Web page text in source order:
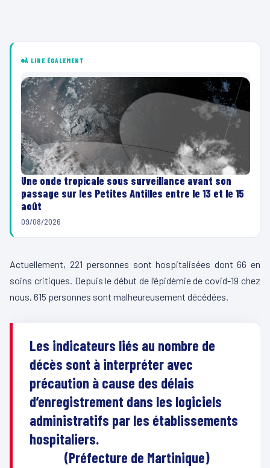
À LIRE ÉGALEMENT
Une onde tropicale sous surveillance avant son
passage sur les Petites Antilles entre le 13 et le 15
août
09/08/2026
Actuellement, 221 personnes sont hospitalisées dont 66 en
soins critiques. Depuis le début de l’épidémie de covid-19 chez
nous, 615 personnes sont malheureusement décédées.
Les indicateurs liés au nombre de
décès sont à interpréter avec
précaution à cause des délais
d’enregistrement dans les logiciels
administratifs par les établissements
hospitaliers.
(Préfecture de Martinique)